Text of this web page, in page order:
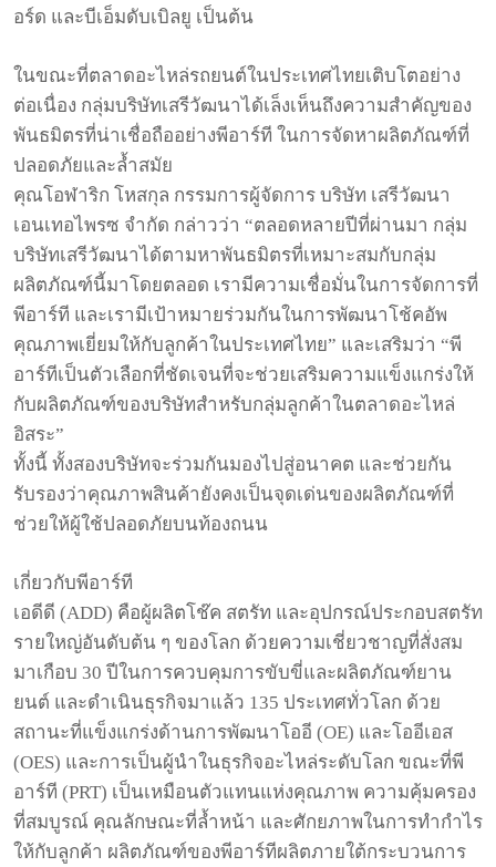
อร์ด และบีเอ็มดับเบิลยู เป็นต้น
ในขณะที่ตลาดอะไหล่รถยนต์ในประเทศไทยเติบโตอย่าง
ต่อเนื่อง กลุ่มบริษัทเสรีวัฒนาได้เล็งเห็นถึงความสำคัญของ
พันธมิตรที่น่าเชื่อถืออย่างพีอาร์ที ในการจัดหาผลิตภัณฑ์ที่
ปลอดภัยและล้ำสมัย
คุณโอฬาริก โหสกุล กรรมการผู้จัดการ บริษัท เสรีวัฒนา
เอนเทอไพรซ จำกัด กล่าวว่า “ตลอดหลายปีที่ผ่านมา กลุ่ม
บริษัทเสรีวัฒนาได้ตามหาพันธมิตรที่เหมาะสมกับกลุ่ม
ผลิตภัณฑ์นี้มาโดยตลอด เรามีความเชื่อมั่นในการจัดการที่
พีอาร์ที และเรามีเป้าหมายร่วมกันในการพัฒนาโช้คอัพ
คุณภาพเยี่ยมให้กับลูกค้าในประเทศไทย” และเสริมว่า “พี
อาร์ทีเป็นตัวเลือกที่ชัดเจนที่จะช่วยเสริมความแข็งแกร่งให้
กับผลิตภัณฑ์ของบริษัทสำหรับกลุ่มลูกค้าในตลาดอะไหล่
อิสระ”
ทั้งนี้ ทั้งสองบริษัทจะร่วมกันมองไปสู่อนาคต และช่วยกัน
รับรองว่าคุณภาพสินค้ายังคงเป็นจุดเด่นของผลิตภัณฑ์ที่
ช่วยให้ผู้ใช้ปลอดภัยบนท้องถนน
เกี่ยวกับพีอาร์ที
เอดีดี (ADD) คือผู้ผลิตโช๊ค สตรัท และอุปกรณ์ประกอบสตรัท
รายใหญ่อันดับต้น ๆ ของโลก ด้วยความเชี่ยวชาญที่สั่งสม
มาเกือบ 30 ปีในการควบคุมการขับขี่และผลิตภัณฑ์ยาน
ยนต์ และดำเนินธุรกิจมาแล้ว 135 ประเทศทั่วโลก ด้วย
สถานะที่แข็งแกร่งด้านการพัฒนาโออี (OE) และโออีเอส
(OES) และการเป็นผู้นำในธุรกิจอะไหล่ระดับโลก ขณะที่พี
อาร์ที (PRT) เป็นเหมือนตัวแทนแห่งคุณภาพ ความคุ้มครอง
ที่สมบูรณ์ คุณลักษณะที่ล้ำหน้า และศักยภาพในการทำกำไร
ให้กับลูกค้า ผลิตภัณฑ์ของพีอาร์ทีผลิตภายใต้กระบวนการ